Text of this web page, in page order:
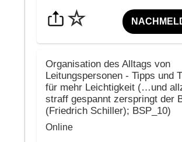
☆
Organisation des Alltags von
Leitungspersonen - Tipps und
für mehr Leichtigkeit (…und
straff gespannt zerspringt der
(Friedrich Schiller); BSP_10)
Online